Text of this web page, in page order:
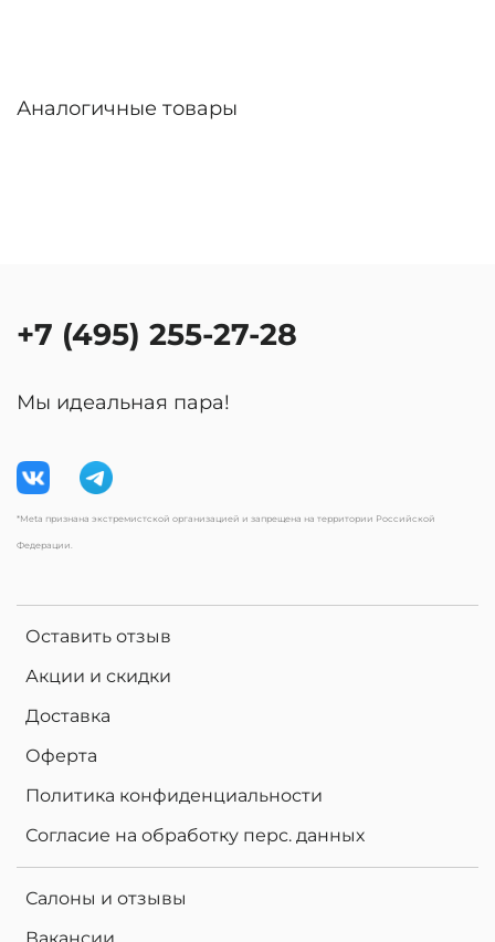
Аналогичные товары
Оставить отзыв
Акции и скидки
Доставка
Оферта
Политика конфиденциальности
Согласие на обработку перс. данных
Салоны и отзывы
+7 (495) 255-27-28
Мы идеальная пара!
*Meta признана экстремистской организацией и запрещена на территории Российской
Федерации.